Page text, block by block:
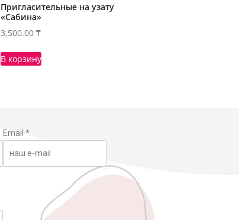
Пригласительные на узату
«Сабина»
3,500.00 ₸
В корзину
Email *